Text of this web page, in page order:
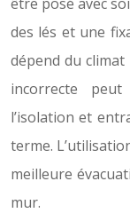
des lés et une
dépend du
incorrecte
l’isolation et
terme.
meilleure
mur.